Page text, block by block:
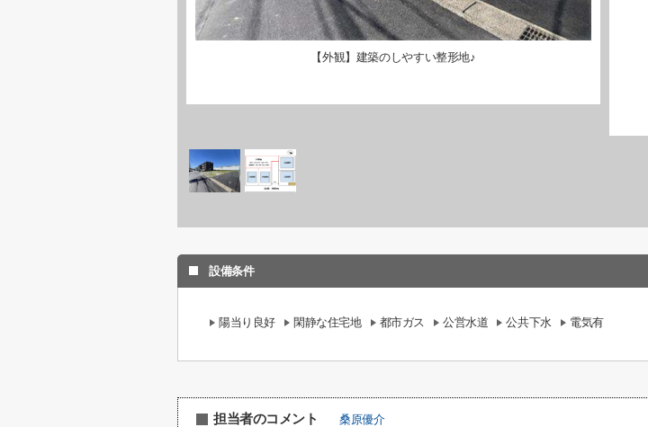
【外観】建築のしやすい整形地♪
設備条件
陽当り良好 閑静な住宅地 都市ガス 公営水道 公共下水 電気有
担当者のコメント 桑原優介